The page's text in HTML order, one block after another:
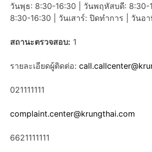
วันพุธ: 8:30-16:30 | วันพฤหัสบดี: 8:30-
8:30-16:30 | วันเสาร์: ปิดทำการ | วันอ
สถานะตรวจสอบ: 1
รายละเอียดผู้ติดต่อ:
021111111
complaint.center@krungthai.com
6621111111